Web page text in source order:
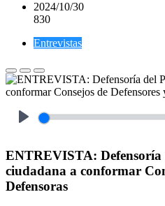
2024/10/30
830
Entrevistas
ENTREVISTA: Defensoría
ciudadana a conformar
Defensoras